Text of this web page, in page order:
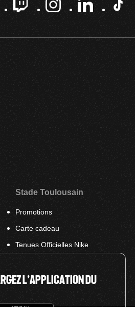
Stade Toulousain
Promotions
Carte cadeau
Tenues Officielles Nike
L'APPLICATION DU